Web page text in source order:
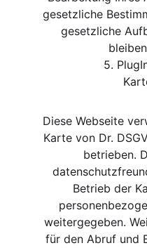
gesetzliche
gesetzliche
5.
Diese Webseite
Karte von Dr.
betrieben.
Betrieb der
weitergegeben.
für den Abruf und